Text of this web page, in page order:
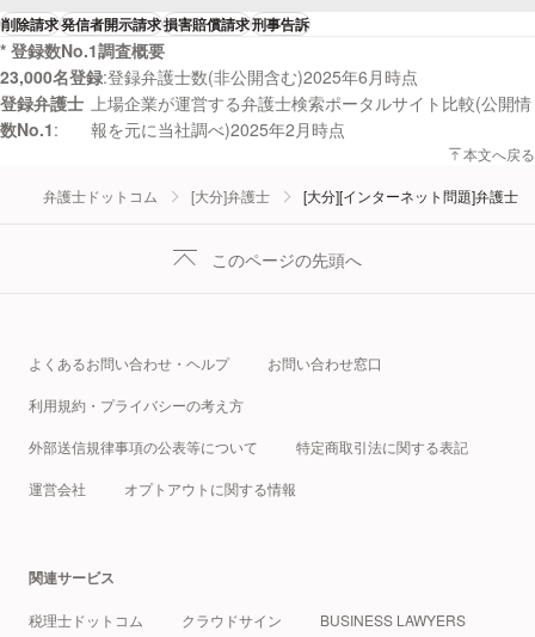
削除請求発信者開示請求損害賠償請求刑事告訴
* 登録数No.1調査概要
23,000名登録 登録弁護士数(非公開含む)2025年6月時点
登録弁護士
数No.1
上場企業が運営する弁護士検索ポータルサイト比較(公開情
報を元に当社調べ)2025年2月時点
本文へ戻る
弁護士ドットコム [大分]弁護士 [大分][インターネット問題]弁護士
このページの先頭へ
よくあるお問い合わせ・ヘルプ お問い合わせ窓口
利用規約・プライバシーの考え方
外部送信規律事項の公表等について 特定商取引法に関する表記
運営会社 オプトアウトに関する情報
関連サービス
税理士ドットコム クラウドサイン BUSINESS LAWYERS